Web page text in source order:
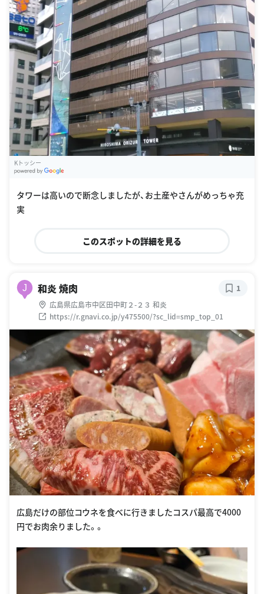
Kトッシー
タワーは高いので断念しましたが、お土産やさんがめっちゃ充
実
このスポットの詳細を見る
J 和炎 焼肉
広島県広島市中区田中町２-２３ 和炎
https://r.gnavi.co.jp/y475500/?sc_lid=smp_top_01
1
広島だけの部位コウネを食べに行きましたコスパ最高で4000
円でお肉余りました。。